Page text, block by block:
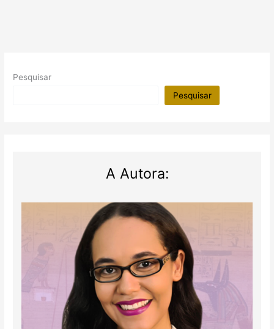
Pesquisar
Pesquisar
A Autora: